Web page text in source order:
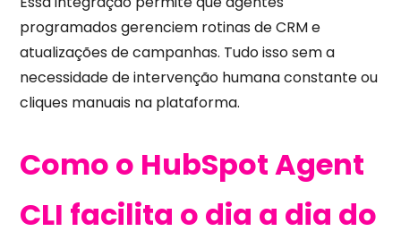
programados gerenciem rotinas de CRM e
atualizações de campanhas. Tudo isso sem a
necessidade de intervenção humana constante ou
cliques manuais na plataforma.
Como o HubSpot Agent
CLI facilita o dia a dia do